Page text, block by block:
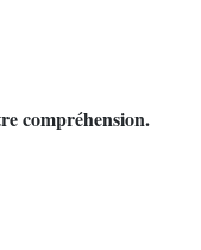
compréhension.